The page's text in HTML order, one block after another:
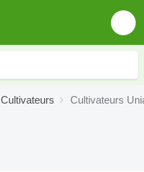
Cultivateurs Cultivateurs